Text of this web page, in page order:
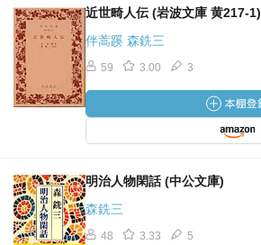
近世畸人伝 (岩波文庫 黄217-1)
伴蒿蹊 森銑三
59 3.00 3
明治人物閑話 (中公文庫)
森銑三
48 3.33 5